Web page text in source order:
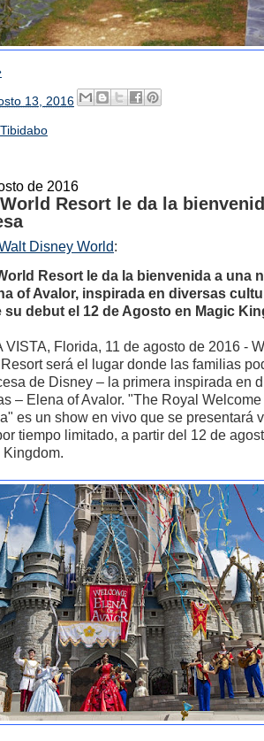
13, 2016
Tibidabo
de 2016
Resort le da la
Disney World:
Resort le da la bienvenida a una
of Avalor, inspirada en diversas
su debut el 12 de Agosto en Magic
VISTA, Florida, 11 de agosto de 2016 -
será el lugar donde las familias
de Disney – la primera inspirada en
– Elena of Avalor. "The Royal Welcome
es un show en vivo que se presentará
tiempo limitado, a partir del 12 de
Kingdom.